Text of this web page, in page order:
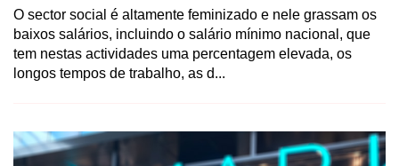
O sector social é altamente feminizado e nele grassam os
baixos salários, incluindo o salário mínimo nacional, que
tem nestas actividades uma percentagem elevada, os
longos tempos de trabalho, as d...